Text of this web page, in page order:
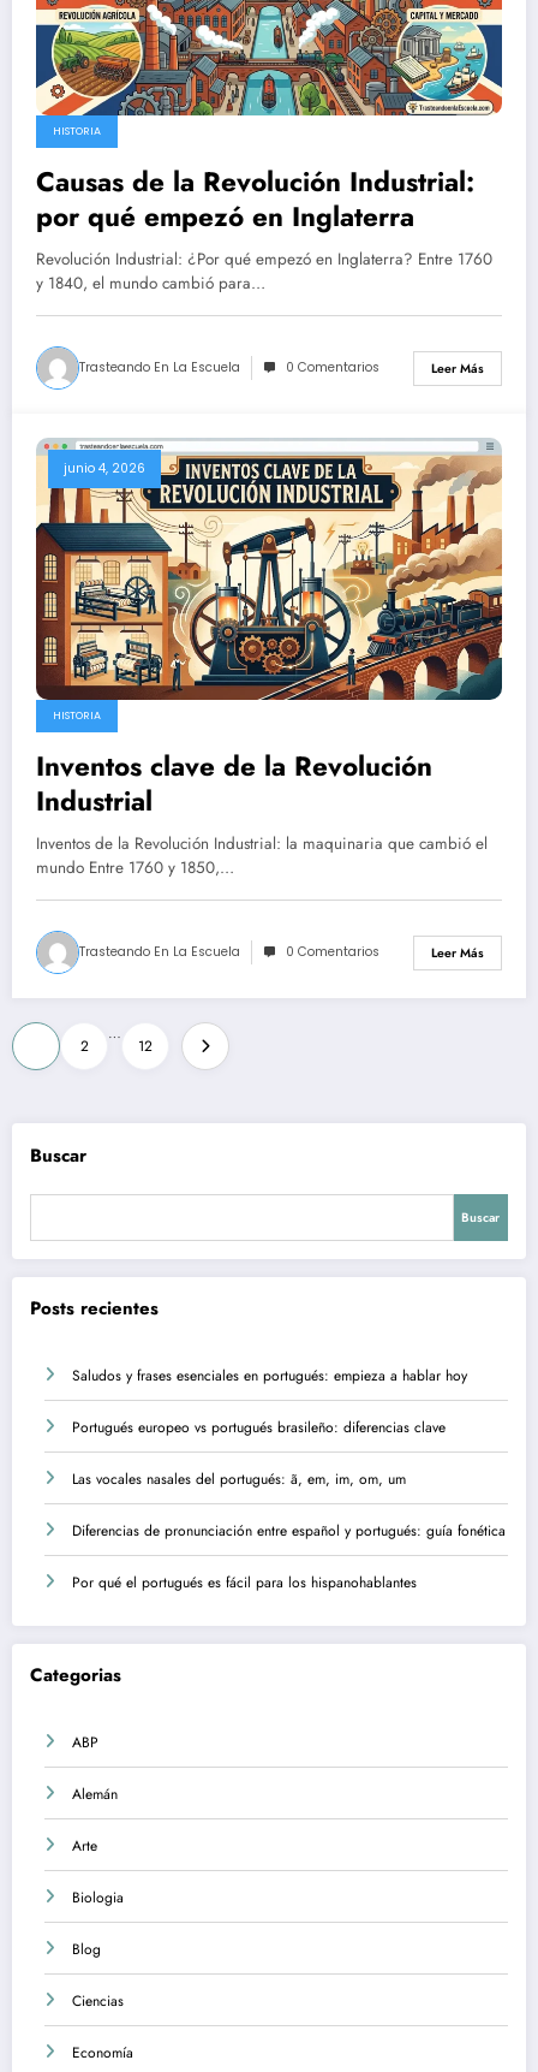
HISTORIA
Causas de la Revolución Industrial:
por qué empezó en Inglaterra
Revolución Industrial: ¿Por qué empezó en Inglaterra? Entre 1760
y 1840, el mundo cambió para…
Trasteando En La Escuela 0 Comentarios Leer Más
junio 4, 2026
HISTORIA
Inventos clave de la Revolución
Industrial
Inventos de la Revolución Industrial: la maquinaria que cambió el
mundo Entre 1760 y 1850,…
Trasteando En La Escuela 0 Comentarios Leer Más
Paginación
de
entradas
2
…
12
Buscar
Buscar
Posts recientes
Saludos y frases esenciales en portugués: empieza a hablar hoy
Portugués europeo vs portugués brasileño: diferencias clave
Las vocales nasales del portugués: ã, em, im, om, um
Diferencias de pronunciación entre español y portugués: guía fonética
Por qué el portugués es fácil para los hispanohablantes
Categorias
ABP
Alemán
Arte
Biologia
Blog
Ciencias
Economía